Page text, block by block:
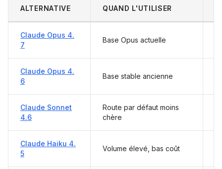
ALTERNATIVE QUAND L'UTILISER
Claude Opus 4.
7
Base Opus actuelle
Claude Opus 4.
6
Base stable ancienne
Claude Sonnet
4.6
Route par défaut moins
chère
Claude Haiku 4.
5
Volume élevé, bas coût